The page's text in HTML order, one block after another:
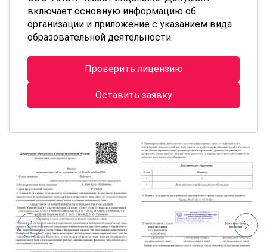
включает основную информацию об
организации и приложение с указанием вида
образовательной деятельности.
Проверить лицензию
Оставить заявку